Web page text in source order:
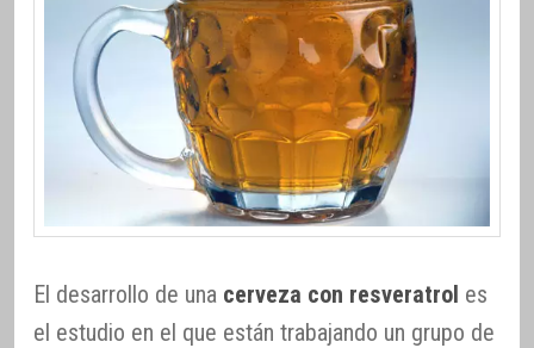
El desarrollo de una cerveza con resveratrol es
el estudio en el que están trabajando un grupo de